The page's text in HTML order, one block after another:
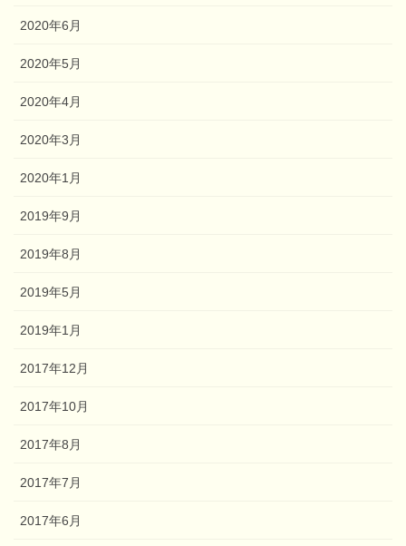
2020年6月
2020年5月
2020年4月
2020年3月
2020年1月
2019年9月
2019年8月
2019年5月
2019年1月
2017年12月
2017年10月
2017年8月
2017年7月
2017年6月